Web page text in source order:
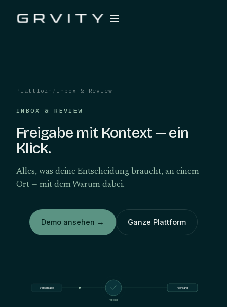
Plattform / Inbox & Review
INBOX & REVIEW
Freigabe mit Kontext — ein
Klick.
Alles, was deine Entscheidung braucht, an einem
Ort — mit dem Warum dabei.
Demo ansehen → Ganze Plattform
Vorschläge Versand
FREIGABE